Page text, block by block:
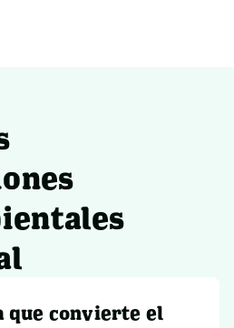
que convierte el